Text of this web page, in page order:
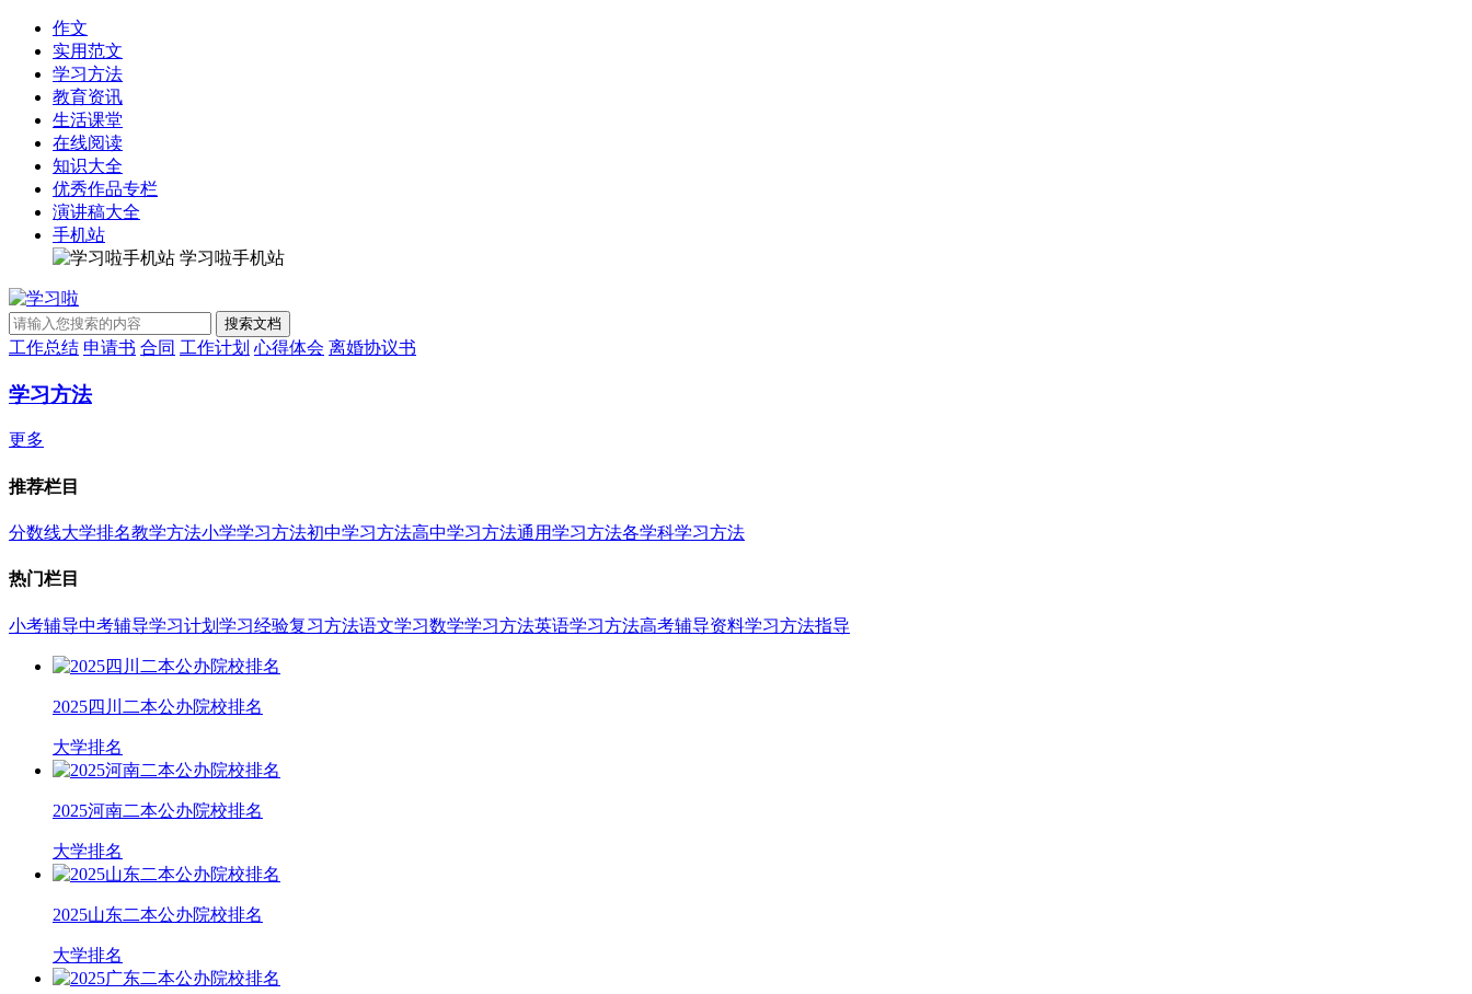
作文
实用范文
学习方法
教育资讯
生活课堂
在线阅读
知识大全
优秀作品专栏
演讲稿大全
手机站
学习啦手机站
工作总结 申请书 合同 工作计划 心得体会 离婚协议书
学习方法
更多
推荐栏目
分数线大学排名教学方法小学学习方法初中学习方法高中学习方法通用学习方法各学科学习方法
热门栏目
小考辅导中考辅导学习计划 学习经验复习方法语文学习数学学习方法英语学习方法高考辅导资料学习方法指导
2025四川二本公办院校排名
大学排名
2025河南二本公办院校排名
大学排名
2025山东二本公办院校排名
大学排名